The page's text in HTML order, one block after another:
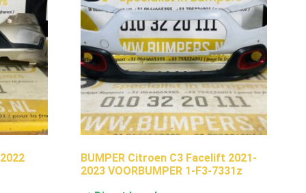
BUMPER Citroen C3 Facelift 2021-
2023 VOORBUMPER 1-F3-7331z